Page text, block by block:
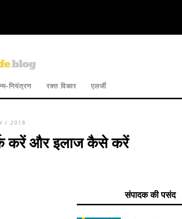
नियंत्रण रक्त विकार एलर्जी
/ 2018
करें और इलाज कैसे करें
संपादक की पसंद